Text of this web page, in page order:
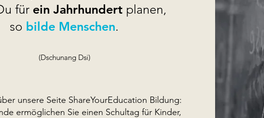
für ein Jahrhundert planen,
so bilde Menschen.
(Dschunang Dsi)
unsere Seite ShareYourEducation Bildung:
ermöglichen Sie einen Schultag für Kinder,